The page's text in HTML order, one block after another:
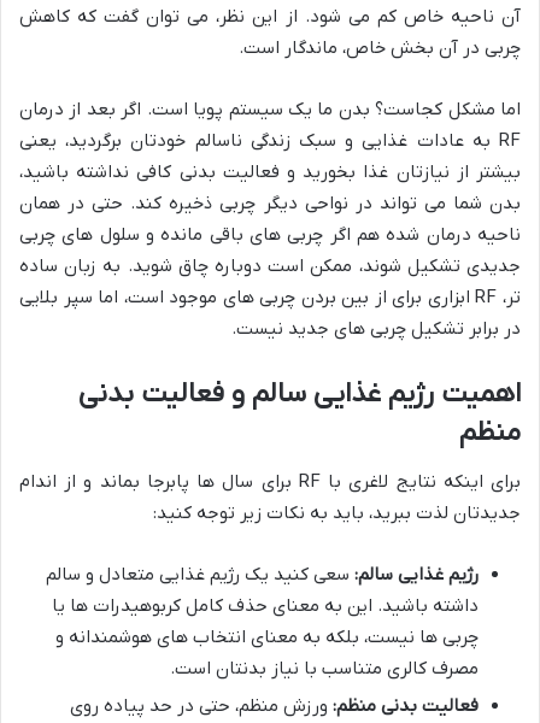
آن ناحیه خاص کم می شود. از این نظر، می توان گفت که کاهش
چربی در آن بخش خاص، ماندگار است.
اما مشکل کجاست؟ بدن ما یک سیستم پویا است. اگر بعد از درمان
RF به عادات غذایی و سبک زندگی ناسالم خودتان برگردید، یعنی
بیشتر از نیازتان غذا بخورید و فعالیت بدنی کافی نداشته باشید،
بدن شما می تواند در نواحی دیگر چربی ذخیره کند. حتی در همان
ناحیه درمان شده هم اگر چربی های باقی مانده و سلول های چربی
جدیدی تشکیل شوند، ممکن است دوباره چاق شوید. به زبان ساده
تر، RF ابزاری برای از بین بردن چربی های موجود است، اما سپر بلایی
در برابر تشکیل چربی های جدید نیست.
اهمیت رژیم غذایی سالم و فعالیت بدنی
منظم
برای اینکه نتایج لاغری با RF برای سال ها پابرجا بماند و از اندام
جدیدتان لذت ببرید، باید به نکات زیر توجه کنید:
رژیم غذایی سالم: سعی کنید یک رژیم غذایی متعادل و سالم
داشته باشید. این به معنای حذف کامل کربوهیدرات ها یا
چربی ها نیست، بلکه به معنای انتخاب های هوشمندانه و
مصرف کالری متناسب با نیاز بدنتان است.
فعالیت بدنی منظم: ورزش منظم، حتی در حد پیاده روی